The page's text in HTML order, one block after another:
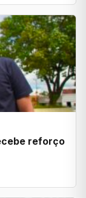
reforço